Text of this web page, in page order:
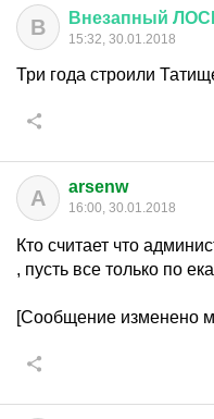
В Внезапный
15:32, 30.01.2018
Три года строили
A arsenw
16:00, 30.01.2018
Кто считает что
, пусть все только по
[Сообщение изменено